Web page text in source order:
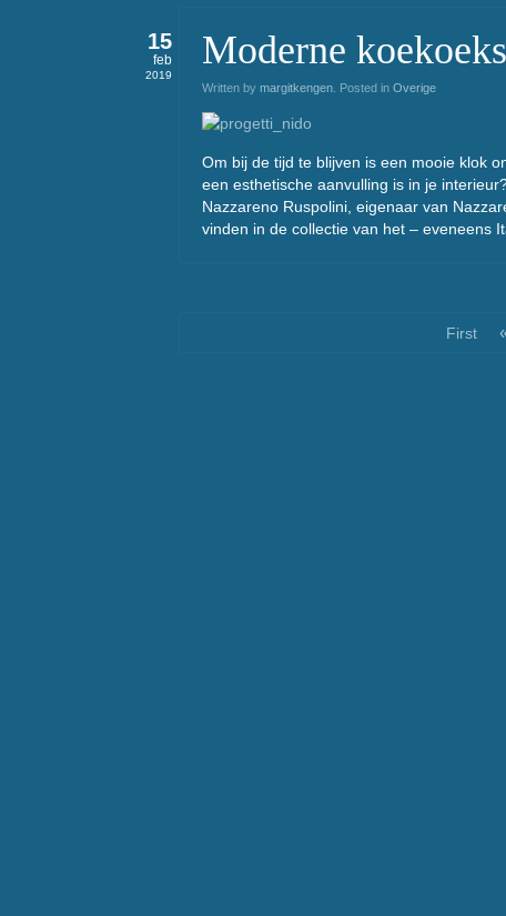
15
feb
2019
Moderne
Written by margitkengen . Posted in Overige
Om bij de tijd te blijven is een mooie klok
een esthetische aanvulling is in je
Nazzareno Ruspolini, eigenaar van
vinden in de collectie van het – eveneens
First